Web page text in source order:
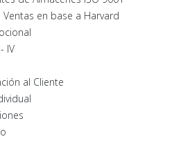
en base a Harvard
IV
al Cliente